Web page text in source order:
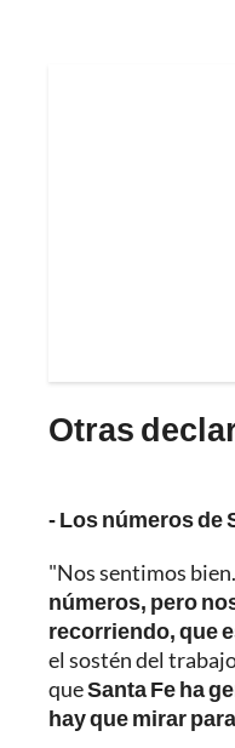
Otras
- Los números de
"Nos sentimos
números, pero
recorriendo, que
el sostén del
queSanta Fe ha
hay que mirar